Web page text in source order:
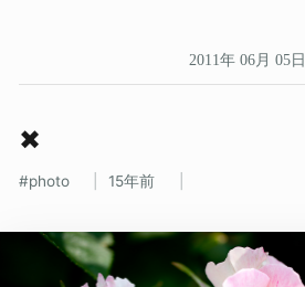
2011年 06月 05日
✖
photo 15年前